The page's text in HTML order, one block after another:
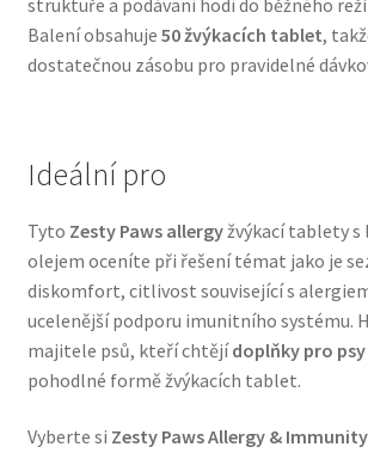
Vodítka a obojky
Balení obsahuje 50 žvýkacích tablet,
dostatečnou zásobu pro pravidelné
Ideální pro
Tyto Zesty Paws allergyžvýkací tablety s
olejem oceníte při řešení témat jako je
diskomfort, citlivost související s
ucelenější podporu imunitního systému.
majitele psů, kteří chtějídoplňky pro psy
pohodlné formě žvýkacích tablet.
Vyberte si Zesty Paws Allergy & Immunity